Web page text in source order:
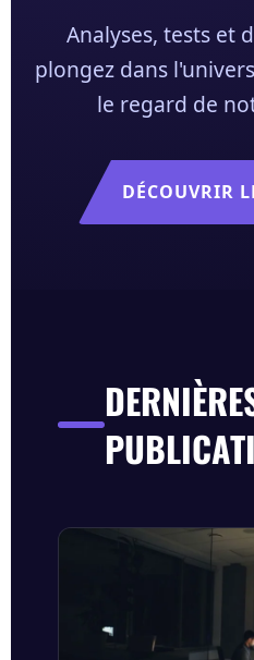
Analyses, tests et
plongez dans
le regard de
DÉCOUVRIR